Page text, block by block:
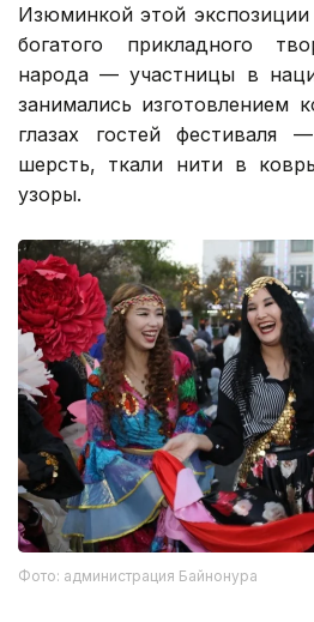
Изюминкой этой экспозиции
богатого прикладного
народа — участницы в
занимались изготовлением
глазах гостей фестиваля
шерсть, ткали нити в
узоры.
Фото: администрация Байнонура